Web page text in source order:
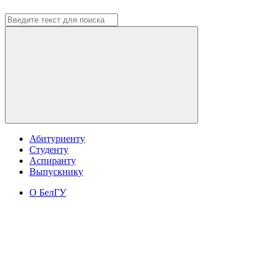
Абитуриенту
Студенту
Аспиранту
Выпускнику
О БелГУ